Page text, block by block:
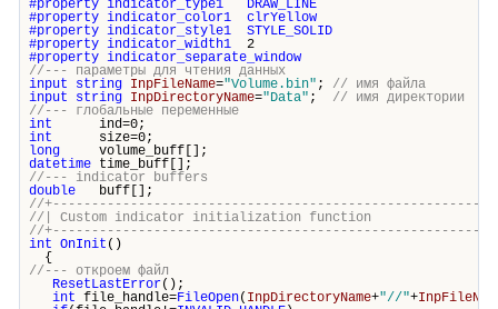
#property indicator_type1
DRAW_LINE
#property indicator_color1
clrYellow
#property indicator_style1
STYLE_SOLID
#property indicator_width1 2
#property indicator_separate_window
//--- параметры для чтения данных
input
string InpFileName="Volume.bin" ; // имя файла
input
string InpDirectoryName="Data" ; // имя директории
//--- глобальные переменные
int ind=0;
int size=0;
long volume_buff[];
datetime time_buff[];
//--- indicator buffers
double buff[];
//
//| Custom indicator initialization
//
int OnInit ()
{
//--- откроем файл
ResetLastError();
int file_handle=FileOpen( InpDirectoryName+"//"+